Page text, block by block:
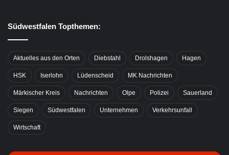
Südwestfalen Topthemen:
Aktuelles aus den Orten Diebstahl Drolshagen Hagen
HSK Iserlohn Lüdenscheid MK Nachrichten
Märkischer Kreis Nachrichten Olpe Polizei Sauerland
Siegen Südwestfalen Unternehmen Verkehrsunfall
Wirtschaft